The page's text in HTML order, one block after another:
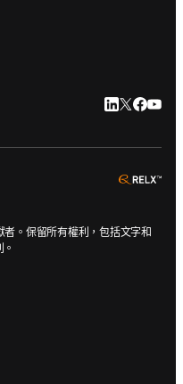
LinkedIn 打
Twitter 打
。保留所有權利，包括文字和